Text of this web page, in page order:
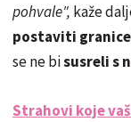
pohvale", kaže
postaviti granice
se ne bisusreli s
Strahovi koje